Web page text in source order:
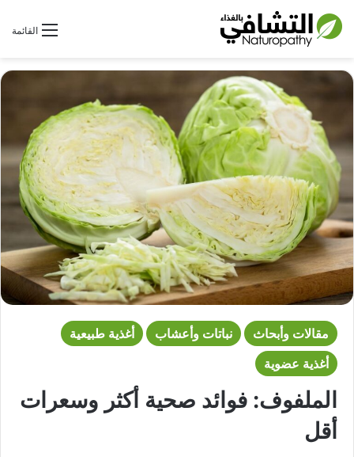
القائمةبحث عن
مقالات وأبحاث نباتات وأعشاب
أغذية طبيعية
أغذية عضوية
الملفوف: فوائد صحية أكثر وسعرات
أقل